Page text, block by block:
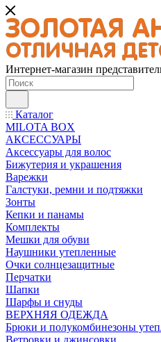
Интернет-магазин
Каталог
MILOTA BOX
АКСЕССУАРЫ
Аксессуары для волос
Бижутерия и украшения
Варежки
Галстуки, ремни и подтяжки
Зонты
Кепки и панамы
Комплекты
Мешки для обуви
Наушники утепленные
Очки солнцезащитные
Перчатки
Шапки
Шарфы и снуды
ВЕРХНЯЯ ОДЕЖДА
Брюки и полукомбинезоны
Ветровки и джинсовки